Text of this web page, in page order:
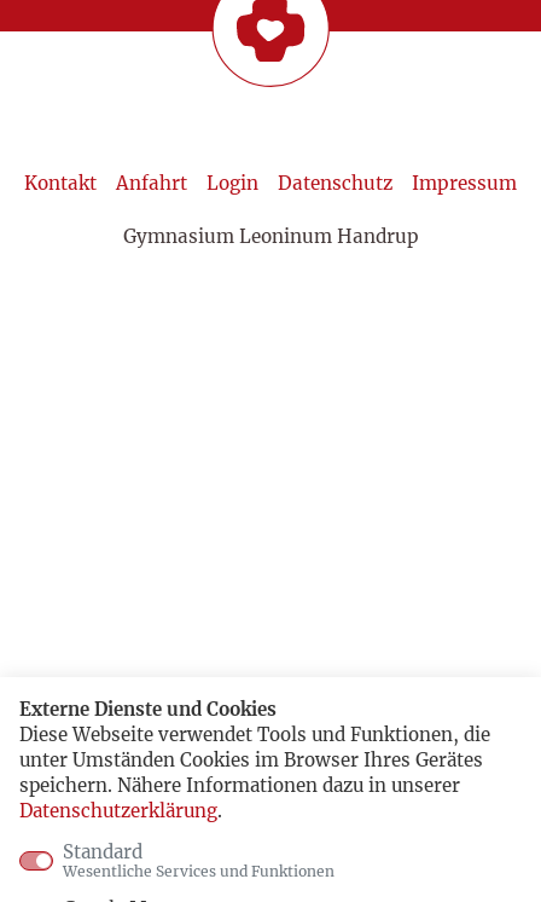
Kontakt Anfahrt Login Datenschutz Impressum
Gymnasium Leoninum Handrup
Externe Dienste und Cookies
Diese Webseite verwendet Tools und Funktionen, die
unter Umständen Cookies im Browser Ihres Gerätes
speichern. Nähere Informationen dazu in unserer
Datenschutzerklärung.
Standard
Wesentliche Services und Funktionen